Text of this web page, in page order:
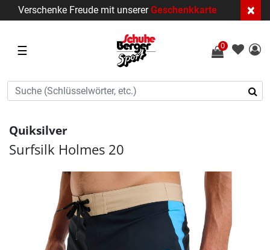
Verschenke Freude mit unsererGeschenkkarte ×
☰ 0
Quiksilver
Surfsilk Holmes 20